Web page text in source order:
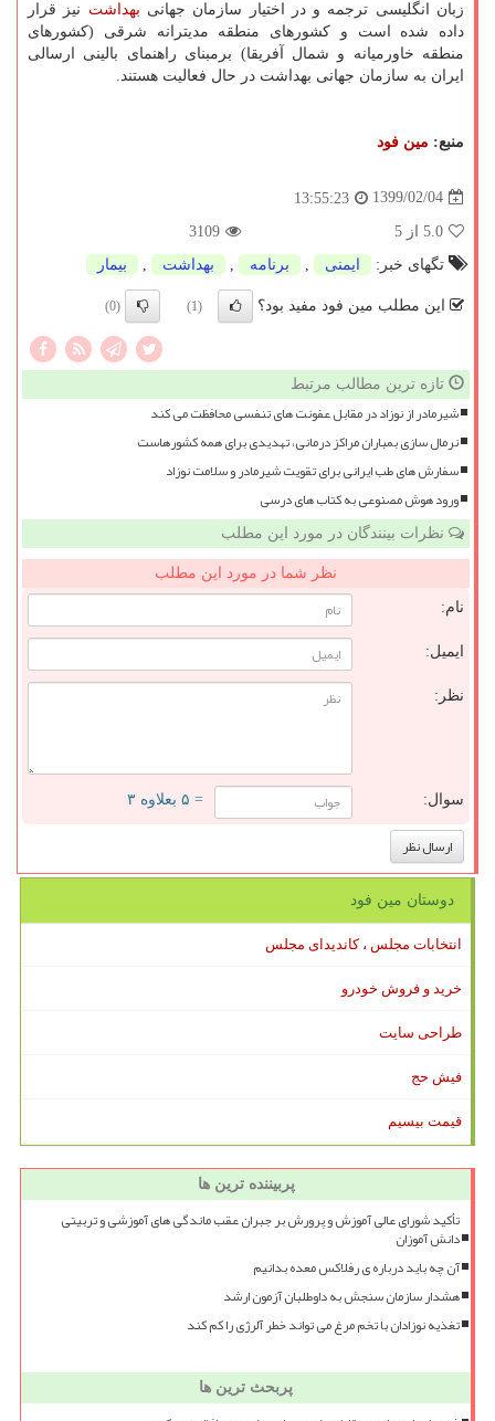
زبان انگلیسی ترجمه و در اختیار سازمان جهانی بهداشت نیز قرار
داده شده است و كشورهای منطقه مدیترانه شرقی (كشورهای
منطقه خاورمیانه و شمال آفریقا) برمبنای راهنمای بالینی ارسالی
ایران به سازمان جهانی بهداشت در حال فعالیت هستند.
منبع: مین فود
1399/02/04
13:55:23
5.0 از 5
3109
تگهای خبر:
ایمنی برنامه بهداشت بیمار
این مطلب مین فود مفید بود؟ (1)
(0)
تازه ترین مطالب مرتبط
شیرمادر از نوزاد در مقابل عفونت های تنفسی محافظت می کند
نرمال سازی بمباران مراکز درمانی، تهدیدی برای همه کشورهاست
سفارش های طب ایرانی برای تقویت شیرمادر و سلامت نوزاد
ورود هوش مصنوعی به کتاب های درسی
نظرات بینندگان در مورد این مطلب
نظر شما در مورد این مطلب
نام:
ایمیل:
نظر:
سوال: = ۵ بعلاوه ۳
دوستان مین فود
انتخابات مجلس ، کاندیدای مجلس
خرید و فروش خودرو
طراحی سایت
فیش حج
قیمت بیسیم
پربیننده ترین ها
تأکید شورای عالی آموزش و پرورش بر جبران عقب ماندگی های آموزشی و تربیتی
دانش آموزان
آن چه باید درباره ی رفلاکس معده بدانیم
هشدار سازمان سنجش به داوطلبان آزمون ارشد
تغذیه نوزادان با تخم مرغ می تواند خطر آلرژی را کم کند
پربحث ترین ها